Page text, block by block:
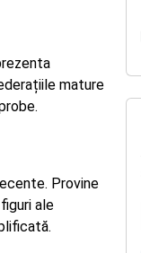
mature
Provine
ale